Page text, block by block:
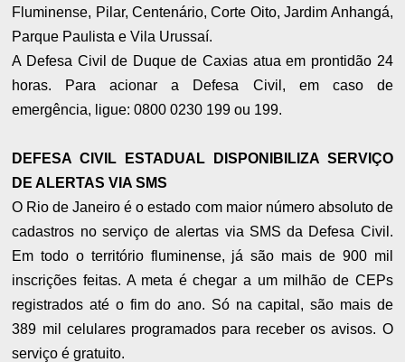
Fluminense, Pilar, Centenário, Corte Oito, Jardim Anhangá,
Parque Paulista e Vila Urussaí.
A Defesa Civil de Duque de Caxias atua em prontidão 24
horas. Para acionar a Defesa Civil, em caso de
emergência, ligue: 0800 0230 199 ou 199.
DEFESA CIVIL ESTADUAL DISPONIBILIZA SERVIÇO
DE ALERTAS VIA SMS
O Rio de Janeiro é o estado com maior número absoluto de
cadastros no serviço de alertas via SMS da Defesa Civil.
Em todo o território fluminense, já são mais de 900 mil
inscrições feitas. A meta é chegar a um milhão de CEPs
registrados até o fim do ano. Só na capital, são mais de
389 mil celulares programados para receber os avisos. O
serviço é gratuito.